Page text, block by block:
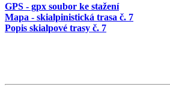
GPS - gpx soubor ke stažení
Mapa - skialpinistická trasa č. 7
Popis skialpové trasy č. 7